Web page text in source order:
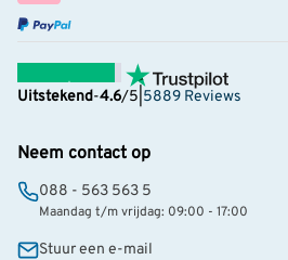
Uitstekend-4.6/5 5889 Reviews
Neem contact op
088 - 563 563 5
Maandag t/m vrijdag: 09:00 - 17:00
Stuur een e-mail